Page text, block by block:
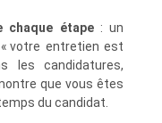
chaque étape: un
votre entretien est
les candidatures,
que vous êtes
du candidat.